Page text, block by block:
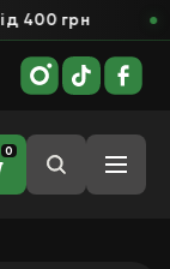
400 грн
0